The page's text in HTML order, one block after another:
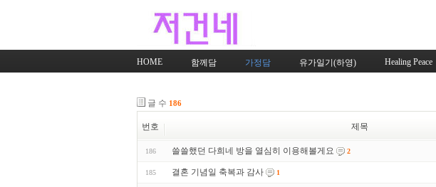
HOME 함께담 가정담 유가일기(하영) Healing Peace
글 수 186
번호 제목
186 쓸쓸했던 다희네 방을 열심히 이용해볼게요 2
185 결혼 기념일 축복과 감사 1